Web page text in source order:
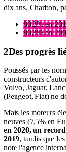
dix ans. Charbon,
80,2% en
80,3% en
Des progrès
Poussés par les
constructeurs
Volvo, Jaguar,
(Peugeot, Fiat) ne
Mais les moteurs
neuves (7,5% en
en 2020, un
2019, tandis que
note l'agence